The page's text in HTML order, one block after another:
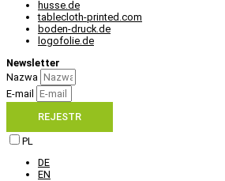
husse.de
tablecloth-printed.com
boden-druck.de
logofolie.de
Newsletter
Nazwa
E-mail
REJESTR
PL
DE
EN